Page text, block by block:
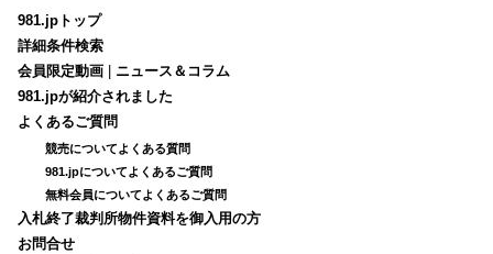
981.jpトップ
詳細条件検索
会員限定動画
ニュース＆コラム
981.jpが紹介されました
よくあるご質問
競売についてよくある質問
981.jpについてよくあるご質問
無料会員についてよくあるご質問
入札終了裁判所物件資料を御入用の方
お問合せ